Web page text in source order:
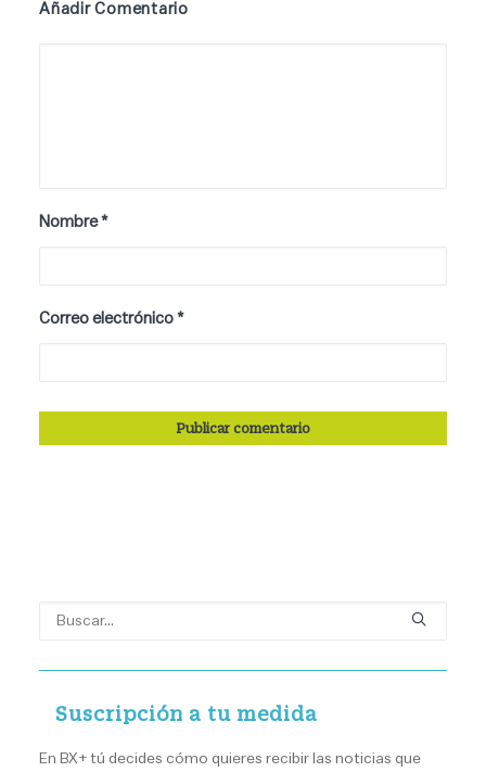
Añadir Comentario
Nombre*
Correo electrónico *
Suscripción a tu medida
En BX+ tú decides cómo quieres recibir las noticias que